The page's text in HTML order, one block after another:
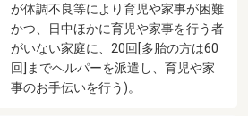
が体調不良等により育児や家事が困難
かつ、日中ほかに育児や家事を行う者
がいない家庭に、20回[多胎の方は60
回]までヘルパーを派遣し、育児や家
事のお手伝いを行う)。